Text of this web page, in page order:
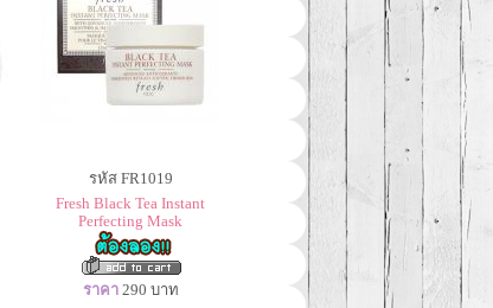
รหัส FR1019
Fresh Black Tea Instant
Perfecting Mask
ราคา 290 บาท